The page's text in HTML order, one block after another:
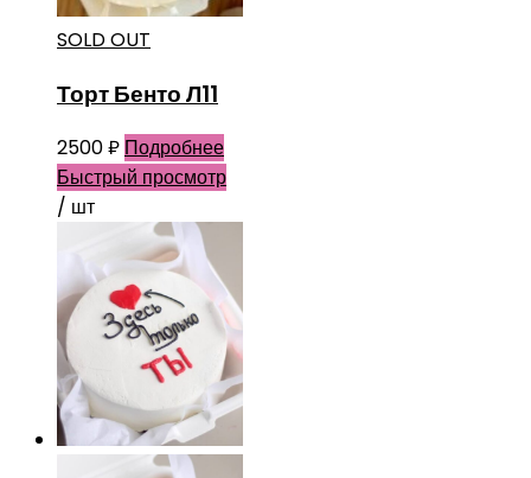
SOLD OUT
Торт Бенто Л11
2500₽ Подробнее
Быстрый просмотр
/ шт